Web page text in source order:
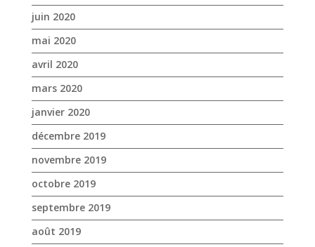
juin 2020
mai 2020
avril 2020
mars 2020
janvier 2020
décembre 2019
novembre 2019
octobre 2019
septembre 2019
août 2019